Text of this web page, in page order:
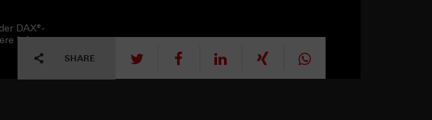
DAX®-
Infos:
SHARE tweet mitteilen